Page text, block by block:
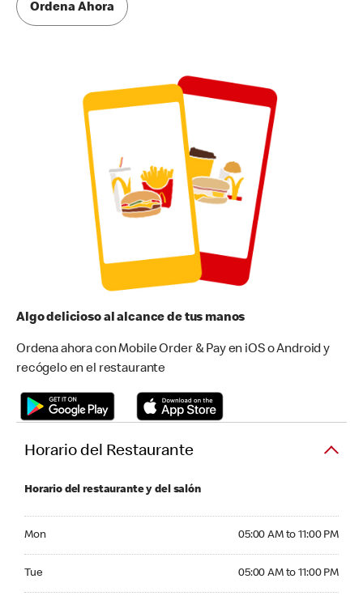
Ordena Ahora
Algo delicioso al alcance de tus manos
Ordena ahora con Mobile Order & Pay en iOS o Android y
recógelo en el restaurante
Horario del Restaurante
Horario del restaurante y del salón
Mon 05:00 AM to 11:00 PM
Tue 05:00 AM to 11:00 PM